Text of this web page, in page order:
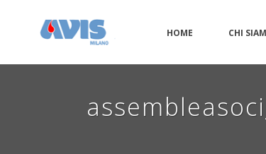
HOME CHI